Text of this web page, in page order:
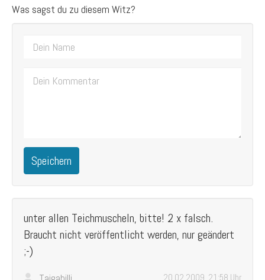
Was sagst du zu diesem Witz?
Speichern
unter allen Teichmuscheln, bitte! 2 x falsch.
Braucht nicht veröffentlicht werden, nur geändert
;-)
20.02.2009, 21:58 Uhr